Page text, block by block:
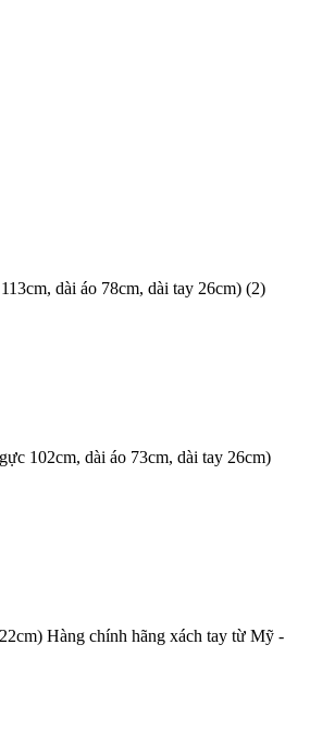
dài áo 78cm, dài tay 26cm) (2)
102cm, dài áo 73cm, dài tay 26cm)
Hàng chính hãng xách tay từ Mỹ -